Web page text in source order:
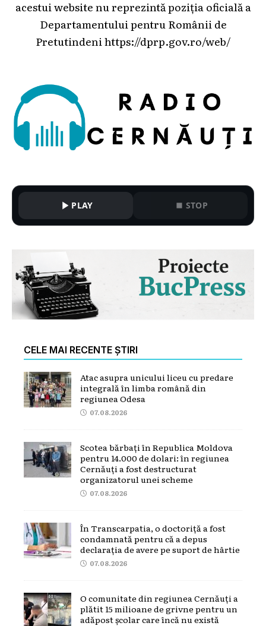
acestui website nu reprezintă poziția oficială a
Departamentului pentru Românii de
Pretutindeni https://dprp.gov.ro/web/
PLAY STOP
CELE MAI RECENTE ȘTIRI
Atac asupra unicului liceu cu predare
integrală în limba română din
regiunea Odesa
07.08.2026
Scotea bărbați în Republica Moldova
pentru 14.000 de dolari: în regiunea
Cernăuți a fost destructurat
organizatorul unei scheme
07.08.2026
În Transcarpatia, o doctoriță a fost
condamnată pentru că a depus
declarația de avere pe suport de hârtie
07.08.2026
O comunitate din regiunea Cernăuți a
plătit 15 milioane de grivne pentru un
adăpost școlar care încă nu există